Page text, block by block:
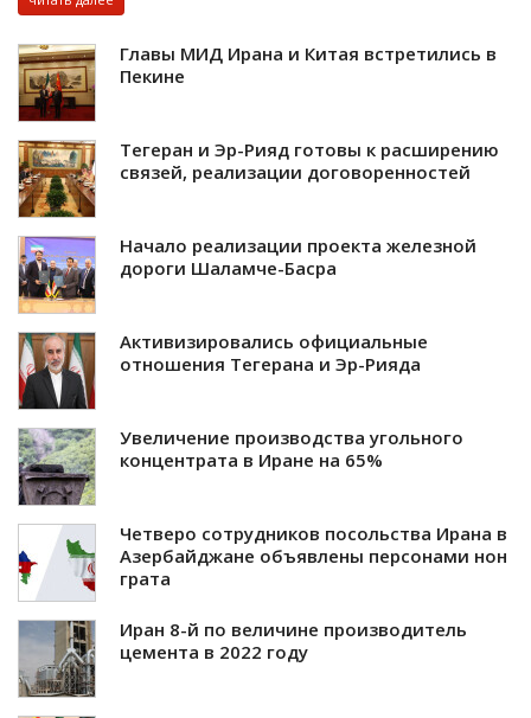
Главы МИД Ирана и Китая встретились в
Пекине
Тегеран и Эр-Рияд готовы к расширению
связей, реализации договоренностей
Начало реализации проекта железной
дороги Шаламче-Басра
Активизировались официальные
отношения Тегерана и Эр-Рияда
Увеличение производства угольного
концентрата в Иране на 65%
Четверо сотрудников посольства Ирана в
Азербайджане объявлены персонами нон
грата
Иран 8-й по величине производитель
цемента в 2022 году